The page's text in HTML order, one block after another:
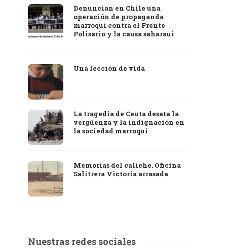
Denuncian en Chile una
operación de propaganda
marroquí contra el Frente
Polisario y la causa saharaui
Una lección de vida
La tragedia de Ceuta desata la
vergüenza y la indignación en
la sociedad marroquí
Memorias del caliche. Oficina
Salitrera Victoria arrasada
Nuestras redes sociales